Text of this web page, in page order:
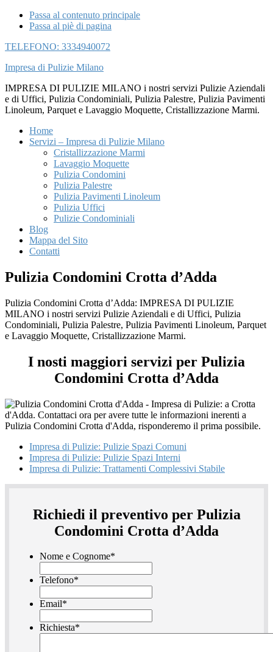
Passa al contenuto principale
Passa al piè di pagina
TELEFONO: 3334940072
Impresa di Pulizie Milano
IMPRESA DI PULIZIE MILANO i nostri servizi Pulizie Aziendali
e di Uffici, Pulizia Condominiali, Pulizia Palestre, Pulizia Pavimenti
Linoleum, Parquet e Lavaggio Moquette, Cristallizzazione Marmi.
Home
Servizi – Impresa di Pulizie Milano
Cristallizzazione Marmi
Lavaggio Moquette
Pulizia Condomini
Pulizia Palestre
Pulizia Pavimenti Linoleum
Pulizia Uffici
Pulizie Condominiali
Blog
Mappa del Sito
Contatti
Pulizia Condomini Crotta d’Adda
Pulizia Condomini Crotta d’Adda: IMPRESA DI PULIZIE
MILANO i nostri servizi Pulizie Aziendali e di Uffici, Pulizia
Condominiali, Pulizia Palestre, Pulizia Pavimenti Linoleum, Parquet
e Lavaggio Moquette, Cristallizzazione Marmi.
I nosti maggiori servizi per Pulizia
Condomini Crotta d’Adda
Impresa di Pulizie: Pulizie Spazi Comuni
Impresa di Pulizie: Pulizie Spazi Interni
Impresa di Pulizie: Trattamenti Complessivi Stabile
Richiedi il preventivo per Pulizia
Condomini Crotta d’Adda
Nome e Cognome*
Telefono*
Email*
Richiesta*